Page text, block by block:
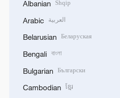
Albanian Shqip
Arabic العربية
Belarusian Беларуская
Bengali বাংলা
Bulgarian Български
Cambodian ខ្មែរ